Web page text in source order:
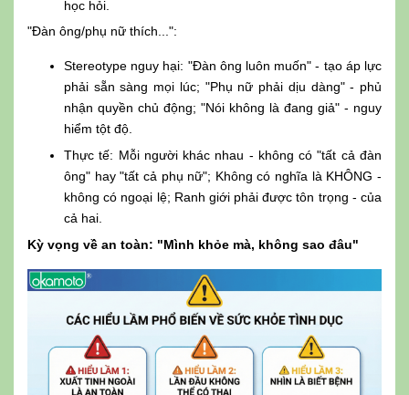
học hỏi.
"Đàn ông/phụ nữ thích...":
Stereotype nguy hại: "Đàn ông luôn muốn" - tạo áp lực
phải sẵn sàng mọi lúc; "Phụ nữ phải dịu dàng" - phủ
nhận quyền chủ động; "Nói không là đang giả" - nguy
hiểm tột độ.
Thực tế: Mỗi người khác nhau - không có "tất cả đàn
ông" hay "tất cả phụ nữ"; Không có nghĩa là KHÔNG -
không có ngoại lệ; Ranh giới phải được tôn trọng - của
cả hai.
Kỳ vọng về an toàn: "Mình khỏe mà, không sao đâu"